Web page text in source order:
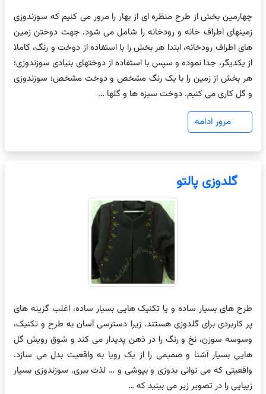
چهارمین بخش از طرح منظره ای از بهار را مرور می کنیم که سوزندوزی
زمینهای اطراف خانه و رودخانه را شامل می شود. جهت دوختن زمین
های اطراف رودخانه، ابتدا هر بخش را با استفاده از دوخت و رنگ، کاملا
از یکدیگر، جدا نموده و سپس با استفاده از دوختهای بنیادی سوزندوزی؛
هر بخش از زمین را با یک رنگ مشخص و دوخت مشخص؛ سوزندوزی
و گل کاری می کنیم. دوخت سبزه ها و گلها …
مرور ادامه
گلدوزی پالتو
طرح های بسیار ساده و یا تکنیک هایی بسیار ساده، اغلب گزینه های
پر کاربردی برای گلدوزی هستند. زیرا دسترسی آسان به طرح و تکنیک،
وسوسه سوزن، نخ و رنگ را در ذهن پدیدار می کند و شوق رویش گل
هایی بسیار آشنا و صمیمی را از یک رویا به واقعیت بدل می سازد.
واقعیتی که می توانی بدوزی و بپوشی و … لذت ببری. سوزندوزی بسیار
زیبایی را در تصویر زیر می بینید که …